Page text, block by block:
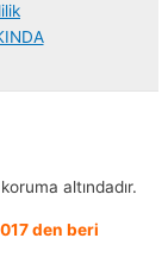
altındadır.
den beri